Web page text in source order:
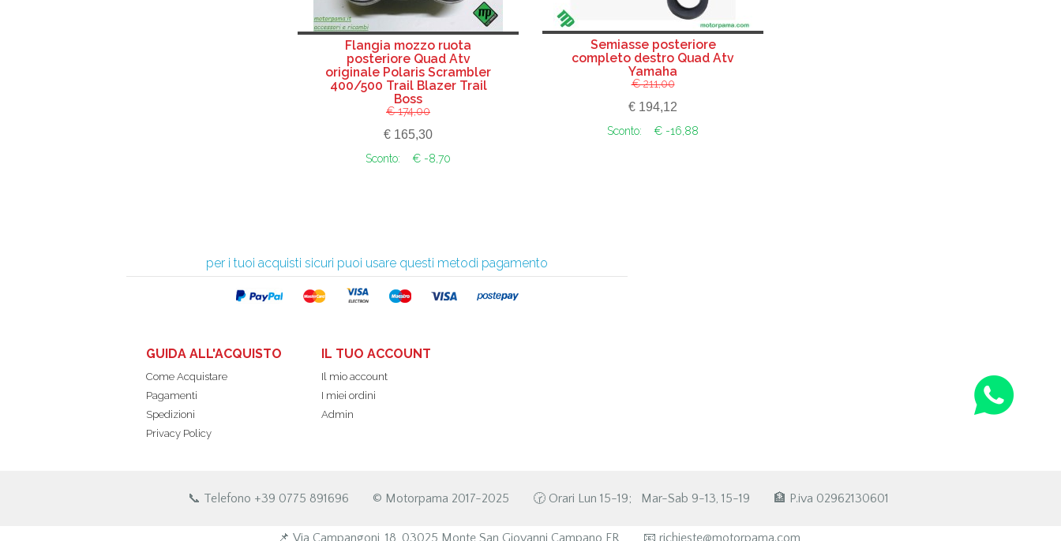
Flangia mozzo ruota
posteriore Quad Atv
originale Polaris Scrambler
400/500 Trail Blazer Trail
Boss
€ 174,00
€ 165,30
Sconto: € -8,70
Semiasse posteriore
completo destro Quad Atv
Yamaha
€ 211,00
€ 194,12
Sconto: € -16,88
per i tuoi acquisti sicuri puoi usare questi metodi pagamento
GUIDA ALL'ACQUISTO
Come Acquistare
Pagamenti
Spedizioni
Privacy Policy
IL TUO ACCOUNT
Il mio account
I miei ordini
Admin
📞 Telefono +39 0775 891696 ©️ Motorpama 2017-2025 🕝 Orari Lun 15-19; Mar-Sab 9-13, 15-19 🏦 P.iva 02962130601